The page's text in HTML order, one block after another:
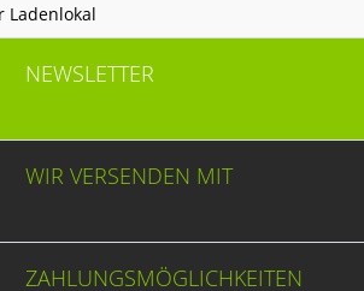
NEWSLETTER
WIR VERSENDEN MIT
ZAHLUNGSMÖGLICHKEITEN